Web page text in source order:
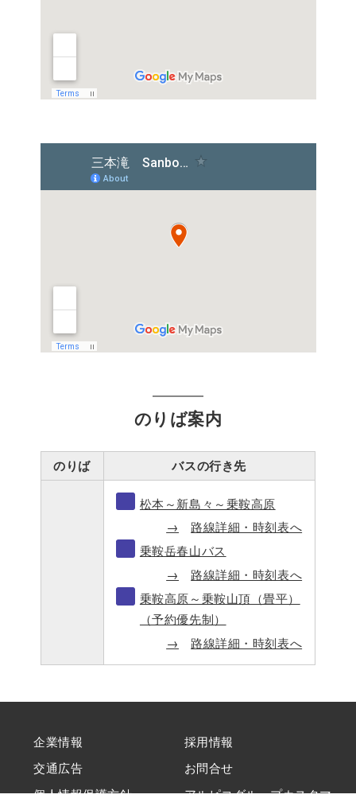
のりば案内
のりば バスの行き先
松本～新島々～乗鞍高原
路線詳細・時刻表へ
乗鞍岳春山バス
路線詳細・時刻表へ
乗鞍高原～乗鞍山頂（畳平）
（予約優先制）
路線詳細・時刻表へ
企業情報
採用情報
交通広告
お問合せ
個人情報保護方針
アルピコグループカスタマ